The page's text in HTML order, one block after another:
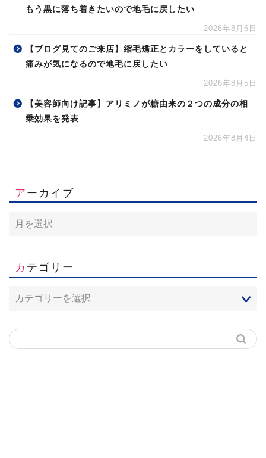
もう黒に落ち着きたいので地毛に戻したい
2026年8月6日
【ブログ見てのご来店】縮毛矯正とカラーをしていると
痛みが気になるので地毛に戻したい
2026年8月5日
【美容師向け記事】アリミノが糖由来の２つの成分の相
乗効果を発表
2026年8月4日
アーカイブ
カテゴリー